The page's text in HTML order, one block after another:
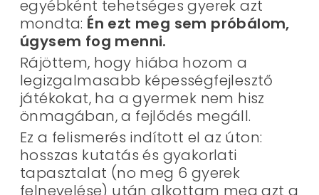
egyébként tehetséges gyerek azt
mondta: Én ezt meg sem próbálom,
úgysem fog menni.
Rájöttem, hogy hiába hozom a
legizgalmasabb képességfejlesztő
játékokat, ha a gyermek nem hisz
önmagában, a fejlődés megáll.
Ez a felismerés indított el az úton:
hosszas kutatás és gyakorlati
tapasztalat (no meg 6 gyerek
felnevelése) után alkottam meg azt a